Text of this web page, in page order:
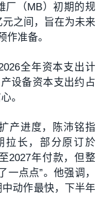
厂（MB）初期的规
之间，旨在为未来
作准备。
全年资本支出计
设备资本支出约占
。
产进度，陈沛铭指
拉长，部分原订於
2027年付款，但整
一点点”。他强调，
动作最快，下半年